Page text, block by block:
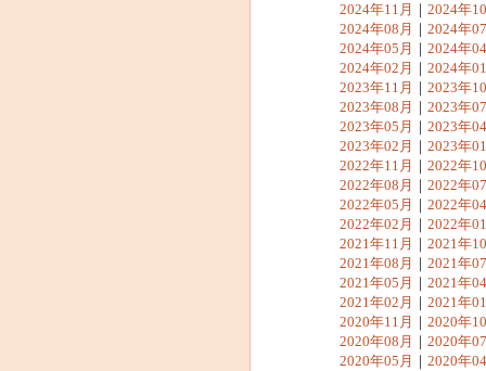
2024年11月 ｜ 2024年
2024年08月 ｜ 2024年
2024年05月 ｜ 2024年
2024年02月 ｜ 2024年
2023年11月 ｜ 2023年
2023年08月 ｜ 2023年
2023年05月 ｜ 2023年
2023年02月 ｜ 2023年
2022年11月 ｜ 2022年
2022年08月 ｜ 2022年
2022年05月 ｜ 2022年
2022年02月 ｜ 2022年
2021年11月 ｜ 2021年
2021年08月 ｜ 2021年
2021年05月 ｜ 2021年
2021年02月 ｜ 2021年
2020年11月 ｜ 2020年
2020年08月 ｜ 2020年
2020年05月 ｜ 2020年